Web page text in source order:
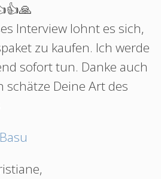
Interview lohnt es sich,
zu kaufen. Ich werde
sofort tun. Danke auch
schätze Deine Art des